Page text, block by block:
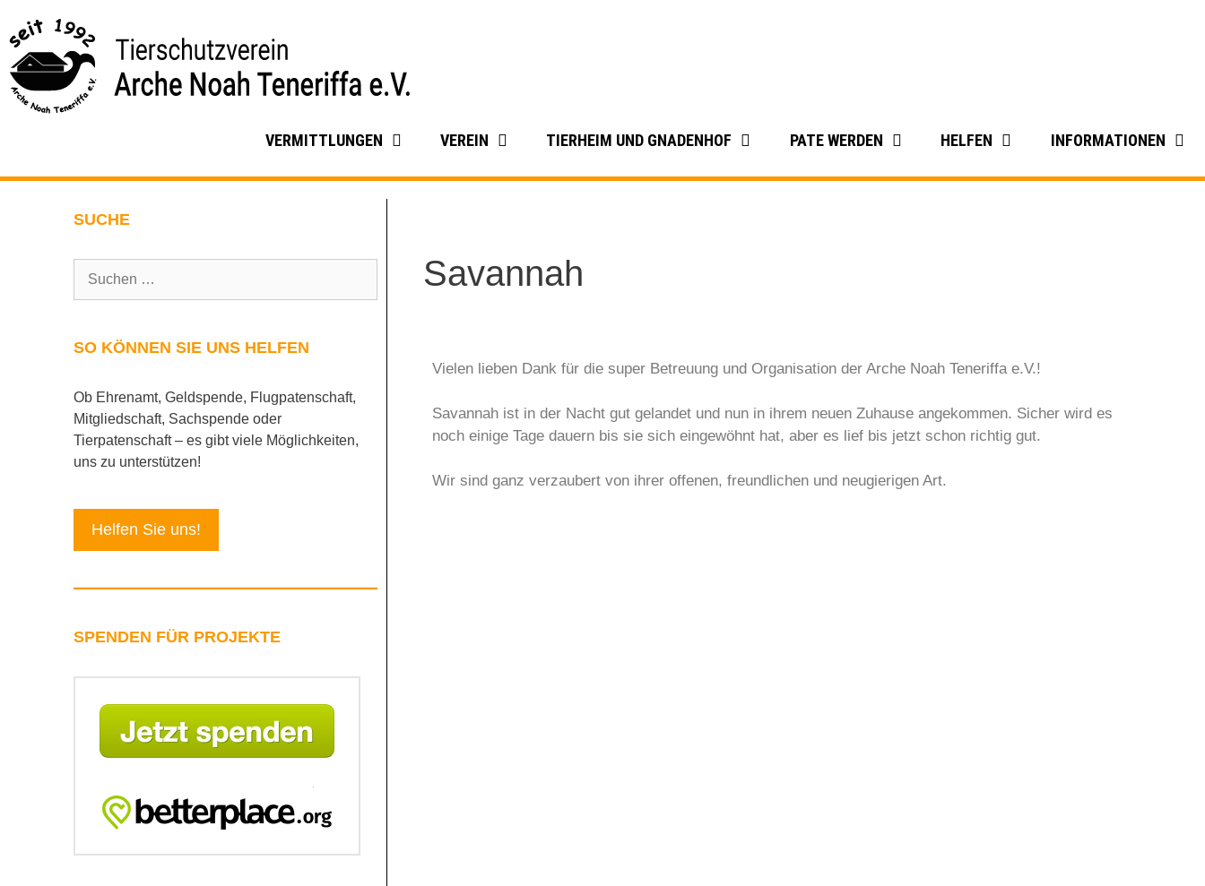
VERMITTLUNGEN VEREIN TIERHEIM UND GNADENHOF PATE WERDEN HELFEN INFORMATIONEN
Savannah
Vielen lieben Dank für die super Betreuung und Organisation der Arche Noah Teneriffa e.V.!
Savannah ist in der Nacht gut gelandet und nun in ihrem neuen Zuhause angekommen. Sicher wird es
noch einige Tage dauern bis sie sich eingewöhnt hat, aber es lief bis jetzt schon richtig gut.
Wir sind ganz verzaubert von ihrer offenen, freundlichen und neugierigen Art.
SUCHE
SO KÖNNEN SIE UNS HELFEN
Ob Ehrenamt, Geldspende, Flugpatenschaft,
Mitgliedschaft, Sachspende oder
Tierpatenschaft – es gibt viele Möglichkeiten,
uns zu unterstützen!
Helfen Sie uns!
SPENDEN FÜR PROJEKTE